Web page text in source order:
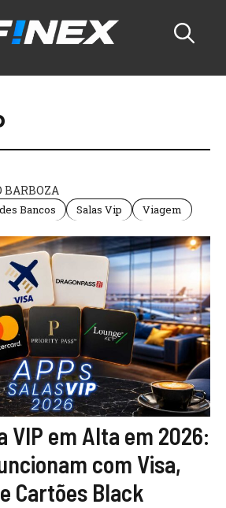
BARBOZA
Bancos Salas Vip Viagem
VIP em Alta em 2026:
com Visa,
Cartões Black